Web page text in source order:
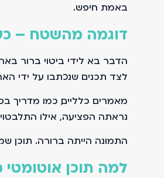
באמת חיפש.
דוגמה מהשטח –
הדבר בא לידי ביטוי ברור
לצד תכנים שנכתבו על ידי
מאמרים כלליים, כמו מדריך
נראתה הפציעה, אילו
התמונה הייתה ברורה. תוכן
למה תוכן